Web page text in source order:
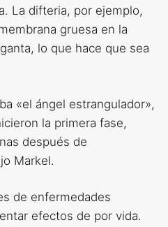
La difteria, por ejemplo,
gruesa en la
lo que hace que sea
«el ángel estrangulador»,
la primera fase,
después de
Markel.
de enfermedades
efectos de por vida.